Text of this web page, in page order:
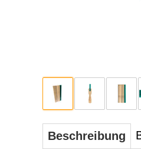
Beschreibung